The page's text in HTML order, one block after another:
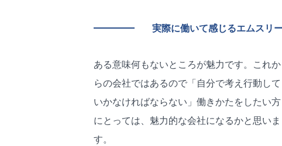
実際に働いて感じるエムスリ
ある意味何もないところが魅力です。これか
らの会社ではあるので「自分で考え行動して
いかなければならない」働きかたをしたい方
にとっては、魅力的な会社になるかと思いま
す。